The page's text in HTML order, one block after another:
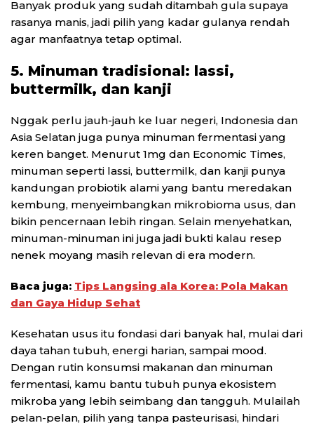
Banyak produk yang sudah ditambah gula supaya
rasanya manis, jadi pilih yang kadar gulanya rendah
agar manfaatnya tetap optimal.
5. Minuman tradisional: lassi,
buttermilk, dan kanji
Nggak perlu jauh-jauh ke luar negeri, Indonesia dan
Asia Selatan juga punya minuman fermentasi yang
keren banget. Menurut 1mg dan Economic Times,
minuman seperti lassi, buttermilk, dan kanji punya
kandungan probiotik alami yang bantu meredakan
kembung, menyeimbangkan mikrobioma usus, dan
bikin pencernaan lebih ringan. Selain menyehatkan,
minuman-minuman ini juga jadi bukti kalau resep
nenek moyang masih relevan di era modern.
Baca juga: Tips Langsing ala Korea: Pola Makan
dan Gaya Hidup Sehat
Kesehatan usus itu fondasi dari banyak hal, mulai dari
daya tahan tubuh, energi harian, sampai mood.
Dengan rutin konsumsi makanan dan minuman
fermentasi, kamu bantu tubuh punya ekosistem
mikroba yang lebih seimbang dan tangguh. Mulailah
pelan-pelan, pilih yang tanpa pasteurisasi, hindari